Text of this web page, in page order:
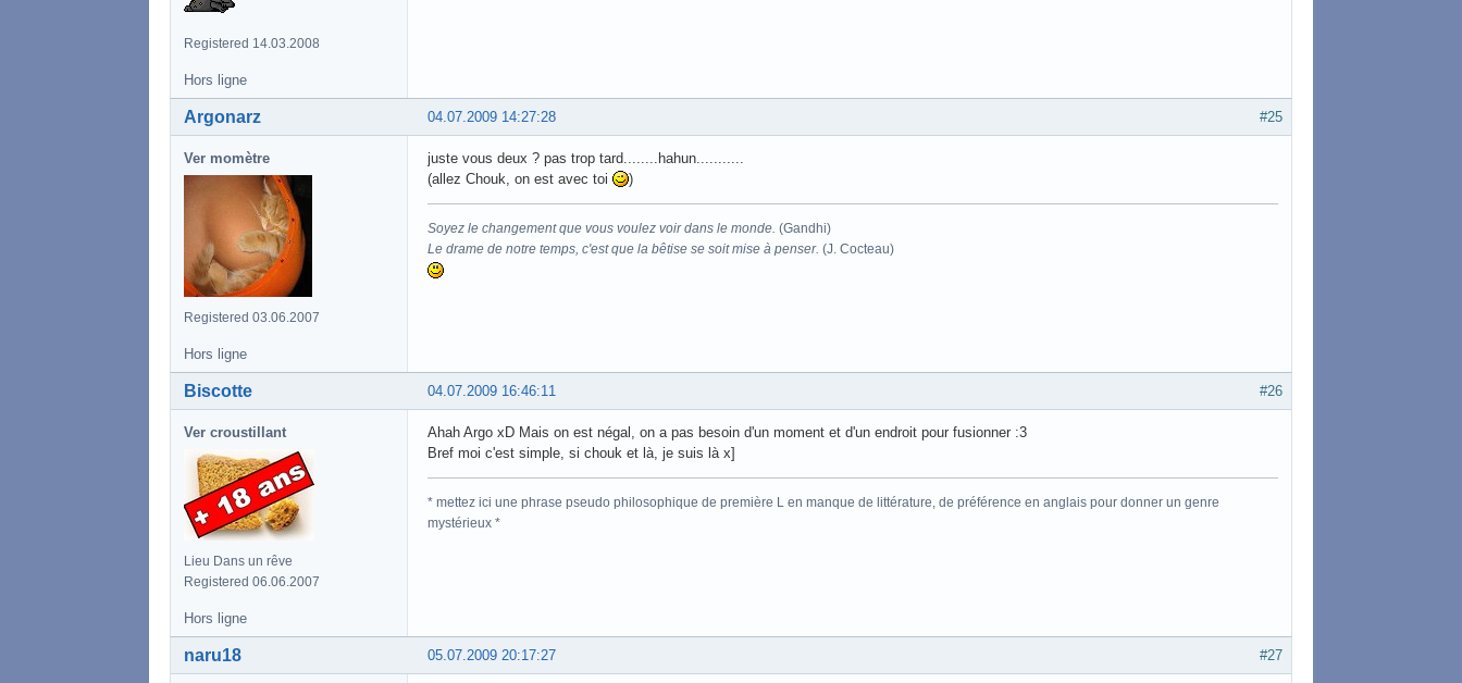
Registered 14.03.2008
Hors ligne
#25
04.07.2009 14:27:28
Argonarz
Ver momètre
Registered 03.06.2007
juste vous deux ? pas trop tard........hahun...........
(allez Chouk, on est avec toi
)
Soyez le changement que vous voulez voir dans le monde. (Gandhi)
Le drame de notre temps, c'est que la bêtise se soit mise à penser. (J. Cocteau)
Hors ligne
#26
04.07.2009 16:46:11
Biscotte
Ver croustillant
Lieu Dans un rêve
Registered 06.06.2007
Ahah Argo xD Mais on est négal, on a pas besoin d'un moment et d'un endroit pour fusionner :3
Bref moi c'est simple, si chouk et là, je suis là x]
* mettez ici une phrase pseudo philosophique de première L en manque de littérature, de préférence en anglais pour donner un genre
mystérieux *
Hors ligne
#27
05.07.2009 20:17:27
naru18